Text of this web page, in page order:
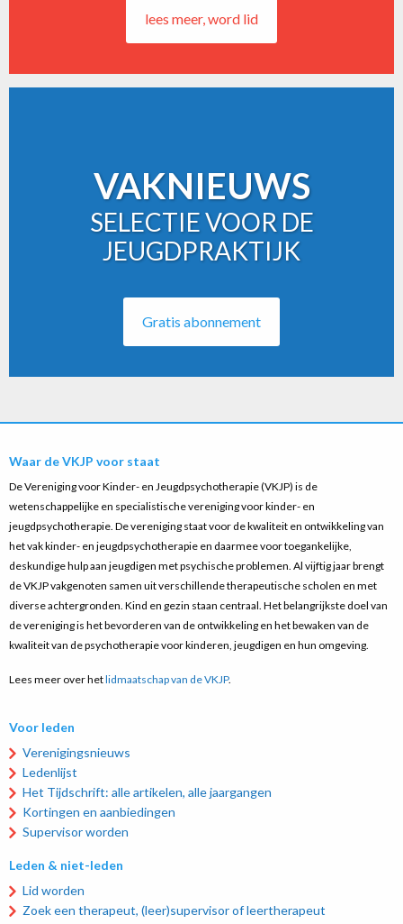
lees meer, word lid
VAKNIEUWS
SELECTIE VOOR DE
JEUGDPRAKTIJK
Gratis abonnement
Waar de VKJP voor staat
De Vereniging voor Kinder- en Jeugdpsychotherapie (VKJP) is de
wetenschappelijke en specialistische vereniging voor kinder- en
jeugdpsychotherapie. De vereniging staat voor de kwaliteit en ontwikkeling van
het vak kinder- en jeugdpsychotherapie en daarmee voor toegankelijke,
deskundige hulp aan jeugdigen met psychische problemen. Al vijftig jaar brengt
de VKJP vakgenoten samen uit verschillende therapeutische scholen en met
diverse achtergronden. Kind en gezin staan centraal. Het belangrijkste doel van
de vereniging is het bevorderen van de ontwikkeling en het bewaken van de
kwaliteit van de psychotherapie voor kinderen, jeugdigen en hun omgeving.
Lees meer over hetlidmaatschap van de VKJP.
Voor leden
Verenigingsnieuws
Ledenlijst
Het Tijdschrift: alle artikelen, alle jaargangen
Kortingen en aanbiedingen
Supervisor worden
Leden & niet-leden
Lid worden
Zoek een therapeut, (leer)supervisor of leertherapeut